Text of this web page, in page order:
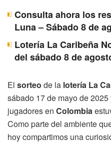
Consulta ahora los
Luna – Sábado 8 de
Lotería La Caribeña
del sábado 8 de
El sorteo de la lotería La
sábado 17 de mayo de
jugadores en Colombia
Como parte del ambiente
hoy compartimos una